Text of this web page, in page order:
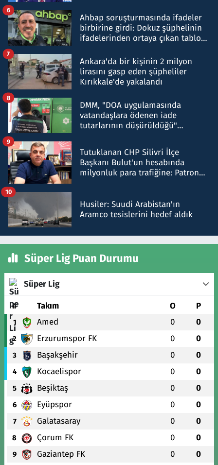
Ahbap soruşturmasında ifadeler
birbirine girdi: Dokuz şüphelinin
ifadelerinden ortaya çıkan tablo
6
Ankara'da bir kişinin 2 milyon
lirasını gasp eden şüpheliler
Kırıkkale'de yakalandı
7
DMM, "DOA uygulamasında
vatandaşlara ödenen iade
tutarlarının düşürüldüğü"
8
Tutuklanan CHP Silivri İlçe
Başkanı Bulut'un hesabında
milyonluk para trafiğine: Patron
9
Husiler: Suudi Arabistan'ın
Aramco tesislerini hedef aldık
10
Süper Lig Puan Durumu
Süper Lig
# Takım O P
1 Amed 0 0
2 Erzurumspor FK 0 0
3 Başakşehir 0 0
4 Kocaelispor 0 0
5 Beşiktaş 0 0
6 Eyüpspor 0 0
7 Galatasaray 0 0
8 Çorum FK 0 0
9 Gaziantep FK 0 0